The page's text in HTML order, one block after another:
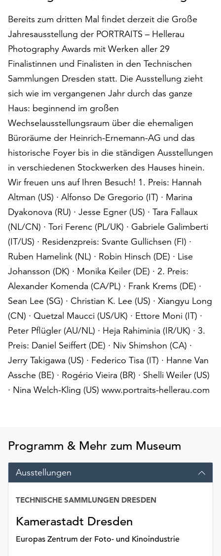
„Alle
akzeptieren“,
um
alle
Cookies
zu
akzeptieren.
können
Ihr
Einverständnis
jederzeit
ändern
und
widerrufen.
Dafür
steht
Ihnen
am
Ende
der
Seite
die
Schaltfläche
Einstellungen“
zur
Verfügung.
Funktionale
Cookies
werden
auch
ohne
Ihr
Möchten
Sie
die
verwendeten
Cookies
anpassen,
erreichen
Sie
die
Bereits zum dritten Mal findet derzeit die Große
Jahresausstellung der PORTRAITS – Hellerau
Photography Awards mit Werken aller 29
Finalistinnen und Finalisten in den Technischen
Sammlungen Dresden statt. Die Ausstellung zieht
sich wie im vergangenen Jahr durch das ganze
Haus: beginnend im großen
Wechselausstellungsraum über die ehemaligen
Büroräume der Heinrich-Ernemann-AG und das
historische Foyer bis in die ständigen Ausstellungen
in verschiedenen Stockwerken des Hauses hinein.
Wir freuen uns auf Ihren Besuch! 1. Preis: Hannah
Altman (US) · Alfonso De Gregorio (IT) · Marina
Dyakonova (RU) · Jesse Egner (US) · Tara Fallaux
(NL/CN) · Tori Ferenc (PL/UK) · Gabriele Galimberti
(IT/US) · Residenzpreis: Svante Gullichsen (FI) ·
Ruben Hamelink (NL) · Robin Hinsch (DE) · Lise
Johansson (DK) · Monika Keiler (DE) · 2. Preis:
Alexander Komenda (CA/PL) · Frank Krems (DE) ·
Sean Lee (SG) · Christian K. Lee (US) · Xiangyu Long
(CN) · Quetzal Maucci (US/UK) · Ettore Moni (IT) ·
Peter Pflügler (AU/NL) · Heja Rahiminia (IR/UK) · 3.
Preis: Daniel Seiffert (DE) · Niv Shimshon (CA) ·
Jerry Takigawa (US) · Federico Tisa (IT) · Hanne Van
Assche (BE) · Rogério Vieira (BR) · Shelli Weiler (US)
· Nina Welch-Kling (US) www.portraits-hellerau.com
Programm & Mehr zum Museum
Ausstellungen
Kamerastadt Dresden
Europas Zentrum der Foto- und Kinoindustrie
TECHNISCHE SAMMLUNGEN DRESDEN
Datum